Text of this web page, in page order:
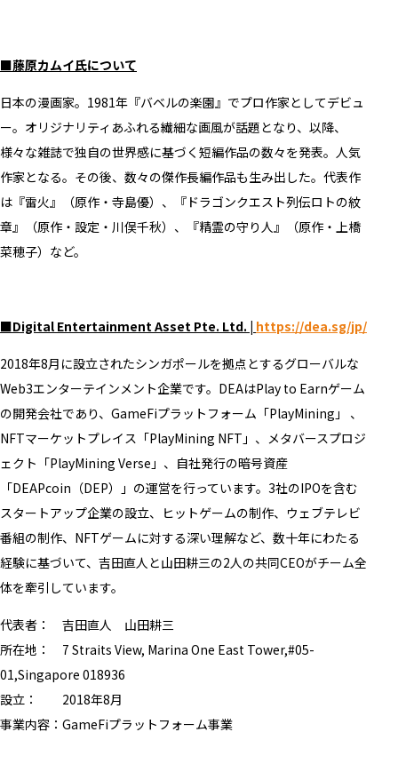
■藤原カムイ氏について
日本の漫画家。1981年『バベルの楽園』でプロ作家としてデビュ
ー。オリジナリティあふれる繊細な画風が話題となり、以降、
様々な雑誌で独自の世界感に基づく短編作品の数々を発表。人気
作家となる。その後、数々の傑作長編作品も生み出した。代表作
は『雷火』（原作・寺島優）、『ドラゴンクエスト列伝ロトの紋
章』（原作・設定・川俣千秋）、『精霊の守り人』（原作・上橋
菜穂子）など。
■Digital Entertainment Asset Pte. Ltd. | https://dea.sg/jp/
2018年8月に設立されたシンガポールを拠点とするグローバルな
Web3エンターテインメント企業です。DEAはPlay to Earnゲーム
の開発会社であり、GameFiプラットフォーム「PlayMining」 、
NFTマーケットプレイス「PlayMining NFT」、メタバースプロジ
ェクト「PlayMining Verse」、自社発行の暗号資産
「DEAPcoin（DEP）」の運営を行っています。3社のIPOを含む
スタートアップ企業の設立、ヒットゲームの制作、ウェブテレビ
番組の制作、NFTゲームに対する深い理解など、数十年にわたる
経験に基づいて、吉田直人と山田耕三の2人の共同CEOがチーム全
体を牽引しています。
代表者： 吉田直人 山田耕三
所在地： 7 Straits View, Marina One East Tower,#05-
01,Singapore 018936
設立： 2018年8月
事業内容：GameFiプラットフォーム事業